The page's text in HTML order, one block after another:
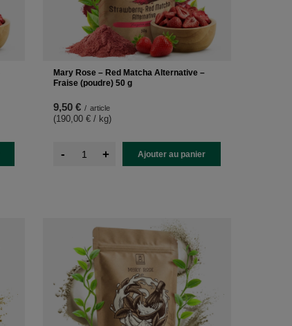
Mary Rose – Red Matcha Alternative –
Fraise (poudre) 50 g
9,50 € / article
(190,00 € / kg)
- + Ajouter au panier